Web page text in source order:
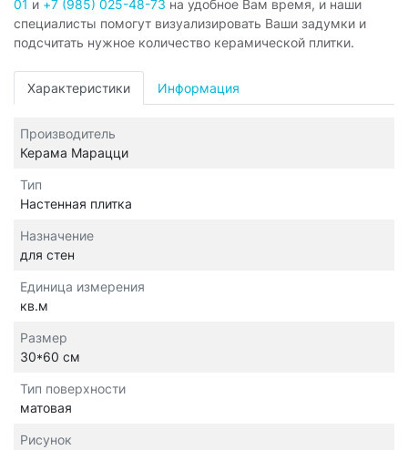
01 и +7 (985) 025-48-73 на удобное Вам время, и наши
специалисты помогут визуализировать Ваши задумки и
подсчитать нужное количество керамической плитки.
Характеристики Информация
Производитель
Керама Марацци
Тип
Настенная плитка
Назначение
для стен
Единица измерения
кв.м
Размер
30*60 см
Тип поверхности
матовая
Рисунок